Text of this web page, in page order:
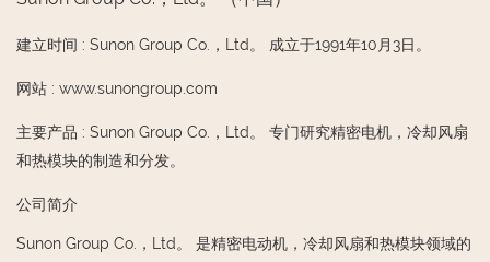
建立时间 : Sunon Group Co.，Ltd。 成立于1991年10月3日。
网站 : www.sunongroup.com
主要产品 : Sunon Group Co.，Ltd。 专门研究精密电机，冷却风扇
和热模块的制造和分发。
公司简介
Sunon Group Co.，Ltd。 是精密电动机，冷却风扇和热模块领域的